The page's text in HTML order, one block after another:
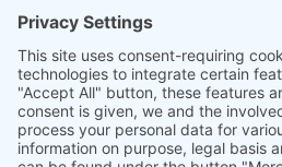
Plattform Bohnenstraße, 2006 [Project]
1
2
3
4
5